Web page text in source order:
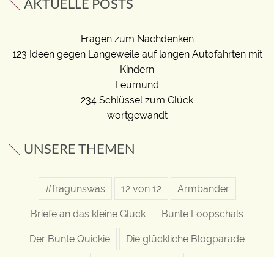
AKTUELLE POSTS
Fragen zum Nachdenken
123 Ideen gegen Langeweile auf langen Autofahrten mit
Kindern
Leumund
234 Schlüssel zum Glück
wortgewandt
UNSERE THEMEN
#fragunswas 12 von 12 Armbänder
Briefe an das kleine Glück Bunte Loopschals
Der Bunte Quickie Die glückliche Blogparade